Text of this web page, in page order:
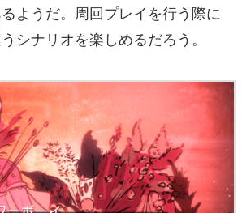
ようだ。周回プレイを行う際に
シナリオを楽しめるだろう。